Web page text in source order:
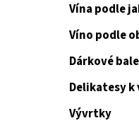
Vína podle
Víno podle
Dárkové
Delikatesy k
Vývrtky